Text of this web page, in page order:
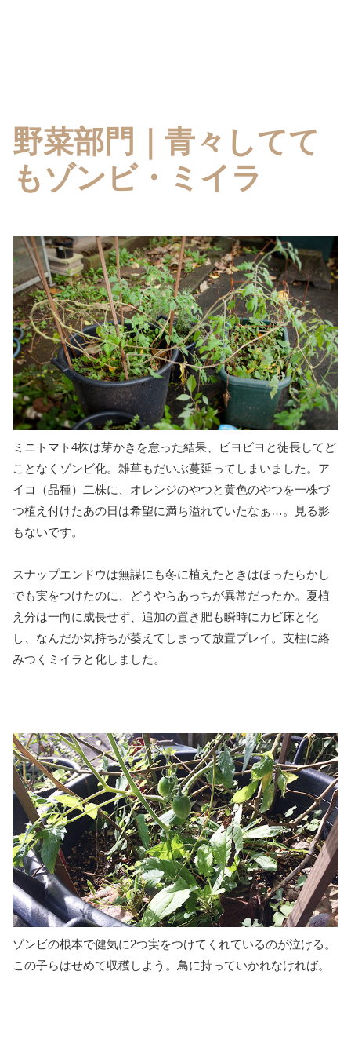
野菜部門｜青々してて
もゾンビ・ミイラ
ミニトマト4株は芽かきを怠った結果、ビヨビヨと徒長してど
ことなくゾンビ化。雑草もだいぶ蔓延ってしまいました。ア
イコ（品種）二株に、オレンジのやつと黄色のやつを一株づ
つ植え付けたあの日は希望に満ち溢れていたなぁ…。見る影
もないです。
スナップエンドウは無謀にも冬に植えたときはほったらかし
でも実をつけたのに、どうやらあっちが異常だったか。夏植
え分は一向に成長せず、追加の置き肥も瞬時にカビ床と化
し、なんだか気持ちが萎えてしまって放置プレイ。支柱に絡
みつくミイラと化しました。
ゾンビの根本で健気に2つ実をつけてくれているのが泣ける。
この子らはせめて収穫しよう。鳥に持っていかれなければ。